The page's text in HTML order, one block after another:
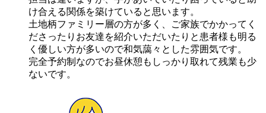
け合える関係を築けていると思います。
土地柄ファミリー層の方が多く、ご家族でかかってく
ださったりお友達を紹介いただいたりと患者様も明る
く優しい方が多いので和気藹々とした雰囲気です。
完全予約制なのでお昼休憩もしっかり取れて残業も少
ないです。